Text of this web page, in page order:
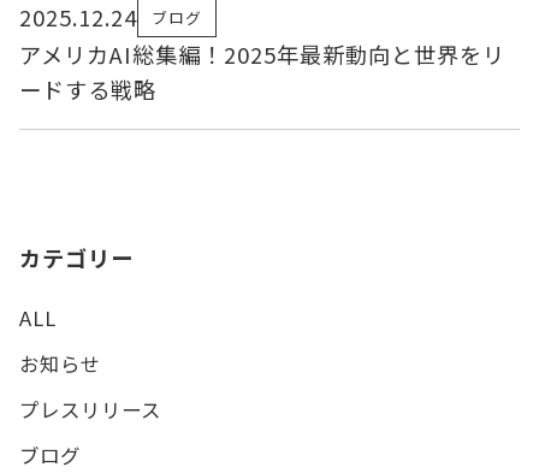
2025.12.24 ブログ
アメリカAI総集編！2025年最新動向と世界をリ
ードする戦略
カテゴリー
ALL
お知らせ
プレスリリース
ブログ